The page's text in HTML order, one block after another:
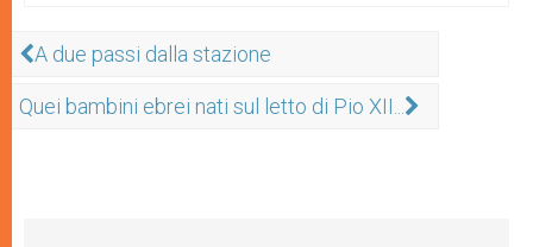
A due passi dalla stazione
Quei bambini ebrei nati sul letto di Pio XII...